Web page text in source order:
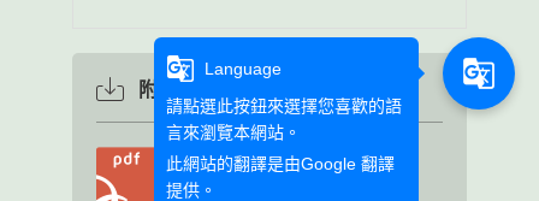
附件下載
1140012113.pdf
g_translate
Language
請點選此按鈕來選擇您喜歡的語
言來瀏覽本網站。
此網站的翻譯是由Google 翻譯
提供。
g_translate